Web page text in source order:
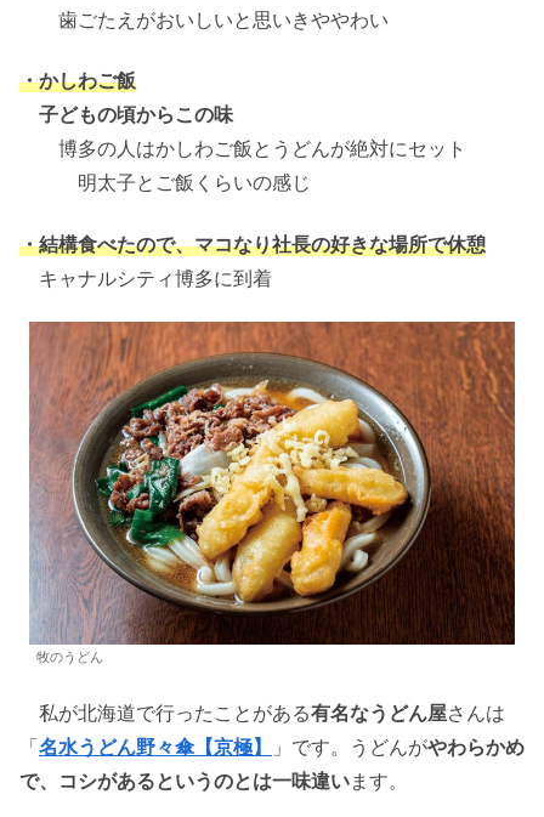
歯ごたえがおいしいと思いきややわい
・かしわご飯
子どもの頃からこの味
博多の人はかしわご飯とうどんが絶対にセット
明太子とご飯くらいの感じ
・結構食べたので、マコなり社長の好きな場所で休憩
キャナルシティ博多に到着
牧のうどん
私が北海道で行ったことがある有名なうどん屋さんは
「名水うどん野々傘【京極】 」です。うどんがやわらかめ
で、コシがあるというのとは一味違います。